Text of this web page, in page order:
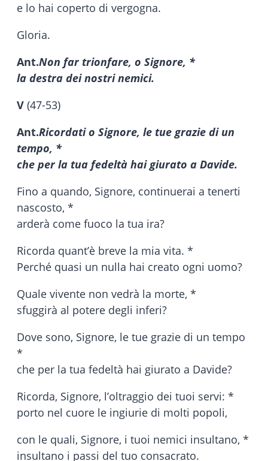
e lo hai coperto di vergogna.
Gloria.
Ant.Non far trionfare, o Signore, *
la destra dei nostri nemici.
V (47-53)
Ant.Ricordati o Signore, le tue grazie di un
tempo, *
che per la tua fedeltà hai giurato a Davide.
Fino a quando, Signore, continuerai a tenerti
nascosto, *
arderà come fuoco la tua ira?
Ricorda quant’è breve la mia vita. *
Perché quasi un nulla hai creato ogni uomo?
Quale vivente non vedrà la morte, *
sfuggirà al potere degli inferi?
Dove sono, Signore, le tue grazie di un tempo
*
che per la tua fedeltà hai giurato a Davide?
Ricorda, Signore, l’oltraggio dei tuoi servi: *
porto nel cuore le ingiurie di molti popoli,
con le quali, Signore, i tuoi nemici insultano, *
insultano i passi del tuo consacrato.